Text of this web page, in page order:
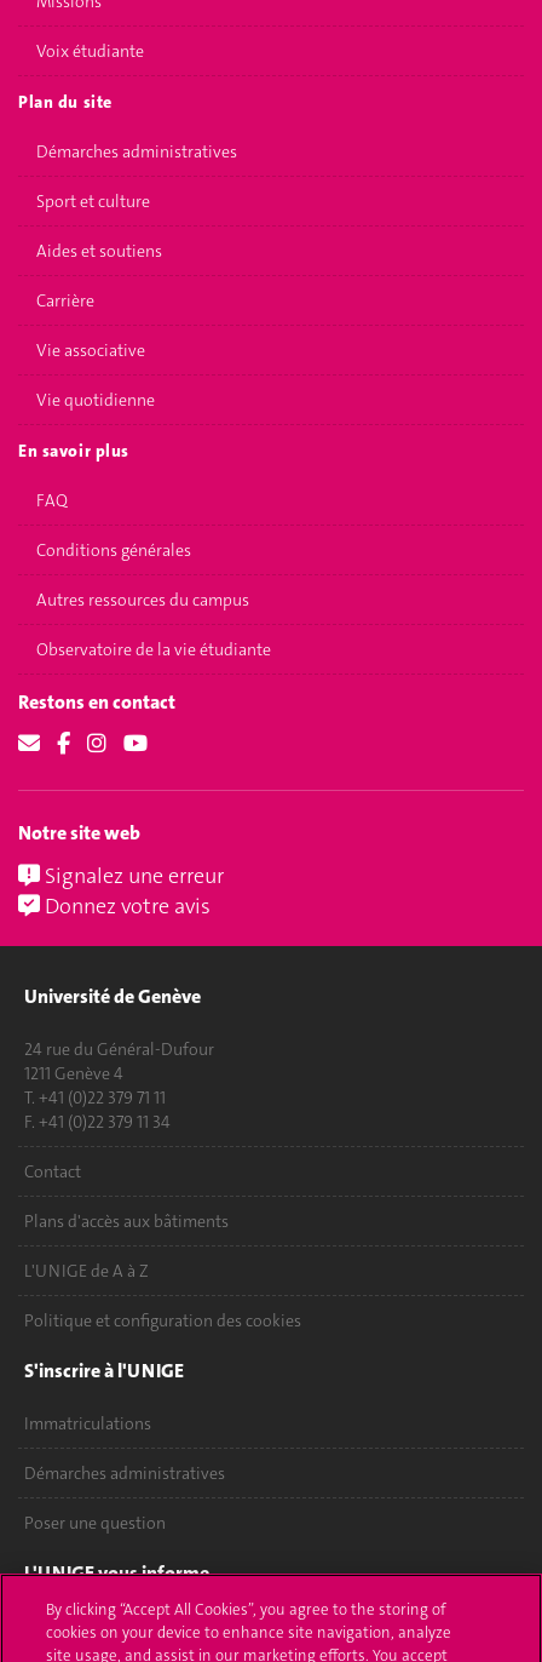
Voix étudiante
Plan du site
Démarches administratives
Sport et culture
Aides et soutiens
Carrière
Vie associative
Vie quotidienne
En savoir plus
FAQ
Conditions générales
Autres ressources du campus
Observatoire de la vie étudiante
Restons en contact
Notre site web
Signalez une erreur
Donnez votre avis
Université de Genève
24 rue du Général-Dufour
1211 Genève 4
T. +41 (0)22 379 71 11
F. +41 (0)22 379 11 34
Contact
Plans d'accès aux bâtiments
L'UNIGE de A à Z
Politique et configuration des cookies
S'inscrire à l'UNIGE
Immatriculations
Démarches administratives
Poser une question
L'UNIGE vous informe
UNIGE Mobile
By clicking “Accept All Cookies”, you agree to the storing of
cookies on your device to enhance site navigation, analyze
site usage, and assist in our marketing efforts. You accept